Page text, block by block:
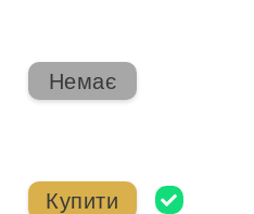
Немає
Купити